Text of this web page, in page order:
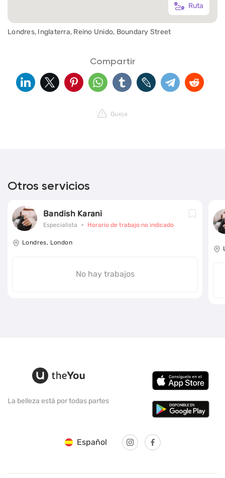
Ruta
Londres, Inglaterra, Reino Unido, Boundary Street
Compartir
Queja
Otros servicios
Bandish Karani
Especialista Horario de trabajo no indicado
Londres, London
No hay trabajos
La belleza está por todas partes
Español